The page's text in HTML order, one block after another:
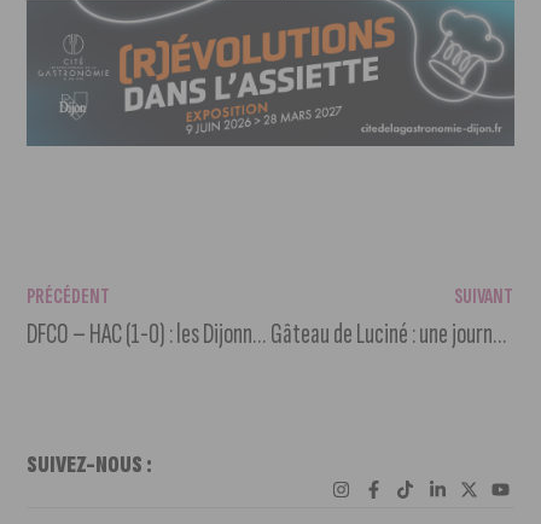
PRÉCÉDENT
DFCO – HAC (1-0) : les Dijonnaises accrochent le bon wagon
SUIVANT
Gâteau de Luciné : une journée portes ouvertes et des bento cakes sans commande !
SUIVEZ-NOUS :